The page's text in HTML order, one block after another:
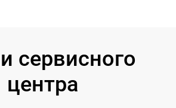
сервисного
центра